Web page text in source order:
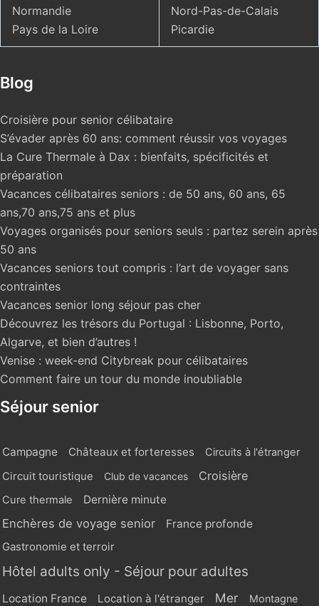
Normandie
Pays de la Loire
Nord-Pas-de-Calais
Picardie
Blog
Croisière pour senior célibataire
S’évader après 60 ans: comment réussir vos voyages
La Cure Thermale à Dax : bienfaits, spécificités et
préparation
Vacances célibataires seniors : de 50 ans, 60 ans, 65
ans,70 ans,75 ans et plus
Voyages organisés pour seniors seuls : partez serein après
50 ans
Vacances seniors tout compris : l’art de voyager sans
contraintes
Vacances senior long séjour pas cher
Découvrez les trésors du Portugal : Lisbonne, Porto,
Algarve, et bien d’autres !
Venise : week-end Citybreak pour célibataires
Comment faire un tour du monde inoubliable
Séjour senior
Campagne Châteaux et forteresses
Circuits à l'étranger
Circuit touristique
Club de vacances Croisière
Cure thermale Dernière minute
Enchères de voyage senior
France profonde
Gastronomie et terroir
Hôtel adults only - Séjour pour adultes
Location France Location à l'étranger Mer Montagne